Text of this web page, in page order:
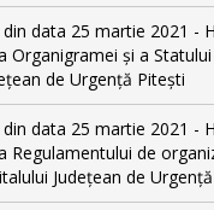
data 25 martie 2021 -
Organigramei și a
de Urgență Pitești
data 25 martie 2021 -
Regulamentului de
Județean de